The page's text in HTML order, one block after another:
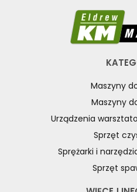
Maszyny
Maszyny
Urządzenia
Sprzęt
Sprężarki i
Sprzęt